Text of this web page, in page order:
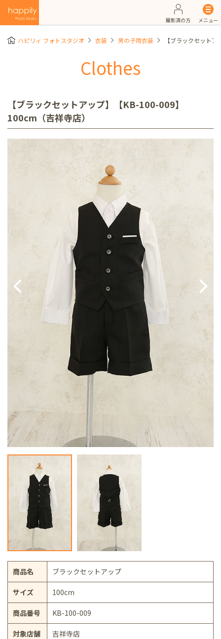
撮影済の方 メニュー
ハピリィ フォトスタジオ 衣装 男の子用衣装 【ブラックセット
Clothes
【ブラックセットアップ】【KB-100-009】
100cm（吉祥寺店）
商品名 ブラックセットアップ
サイズ 100cm
商品番号 KB-100-009
対象店舗 吉祥寺店